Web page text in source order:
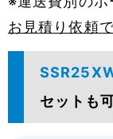
お見積り依頼
セットも